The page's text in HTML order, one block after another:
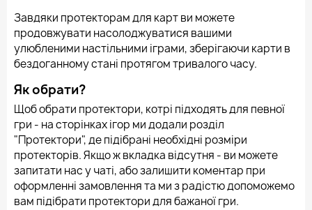
Завдяки протекторам для карт ви можете
продовжувати насолоджуватися вашими
улюбленими настільними іграми, зберігаючи карти в
бездоганному стані протягом тривалого часу.
Як обрати?
Щоб обрати протектори, котрі підходять для певної
гри - на сторінках ігор ми додали розділ
"Протектори", де підібрані необхідні розміри
протекторів. Якщо ж вкладка відсутня - ви можете
запитати нас у чаті, або залишити коментар при
оформленні замовлення та ми з радістю допоможемо
вам підібрати протектори для бажаної гри.